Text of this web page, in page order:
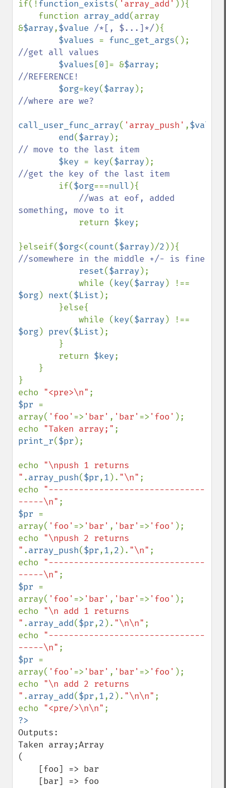
if(!function_exists( 'array_add' )){
    function
array_add(array
&$array,$value /*[, $...]*/ ){
$values = func_get_args
//get all values
$values [0]= &$array
//REFERENCE!
$org=key($array
//where are we?
call_user_func_array( 'array_push' ,$values
end($array
// move to the last item
$key = key($array
//get the key of the last item
if($org===null ){
//was at eof, added
something, move to it
return $key;
}elseif($org<(count($array )/2
//somewhere in the middle +/- is fine
reset($array );
            while (
key($array
$org) next($List );
            while (
key($array
$org) prev($List );
        return
$key;
}
echo "<pre>\n"
$pr =
array( 'foo' => 'bar' , 'bar' => 'foo' );
echo "Taken array;"
print_r($pr );
echo "\npush 1 returns
" .array_push($pr,1 ). "\n" ;
echo "-------------------------------
-----\n"
$pr =
array( 'foo' => 'bar' , 'bar' => 'foo' );
echo "\npush 2 returns
" .array_push($pr,1,2 ). "\n" ;
echo "-------------------------------
-----\n"
$pr =
array( 'foo' => 'bar' , 'bar' => 'foo' );
echo "\n add 1 returns
" .array_add($pr,2 ). "\n\n" ;
echo "-------------------------------
-----\n"
$pr =
array( 'foo' => 'bar' , 'bar' => 'foo' );
echo "\n add 2 returns
" .array_add($pr,1,2 ). "\n\n" ;
echo "<pre/>\n\n"
Outputs:
Taken array;Array
(